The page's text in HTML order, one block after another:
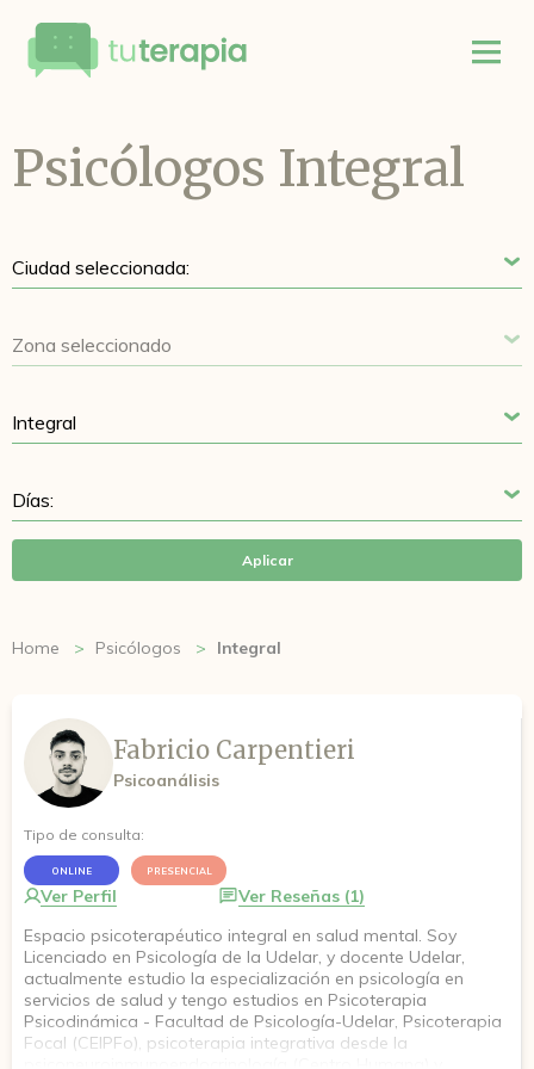
Psicólogos Integral
Aplicar
Home Psicólogos Integral
Fabricio Carpentieri
Psicoanálisis
Tipo de consulta:
ONLINE PRESENCIAL
Ver Perfil
Ver Reseñas (1)
Espacio psicoterapéutico integral en salud mental. Soy
Licenciado en Psicología de la Udelar, y docente Udelar,
actualmente estudio la especialización en psicología en
servicios de salud y tengo estudios en Psicoterapia
Psicodinámica - Facultad de Psicología-Udelar, Psicoterapia
Focal (CEIPFo), psicoterapia integrativa desde la